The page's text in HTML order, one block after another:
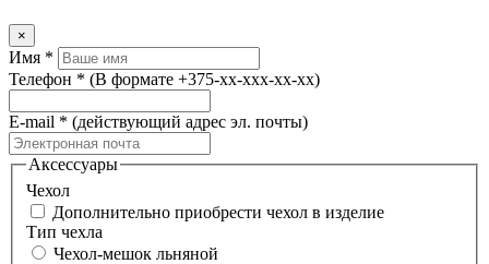
×
Имя *
Телефон * (В формате +375-xx-xxx-xx-xx)
E-mail * (действующий адрес эл. почты)
Аксессуары
Чехол
Дополнительно приобрести чехол в изделие
Тип чехла
Чехол-мешок льняной